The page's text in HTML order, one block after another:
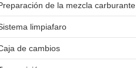
de la mezcla carburante
limpiafaro
de cambios